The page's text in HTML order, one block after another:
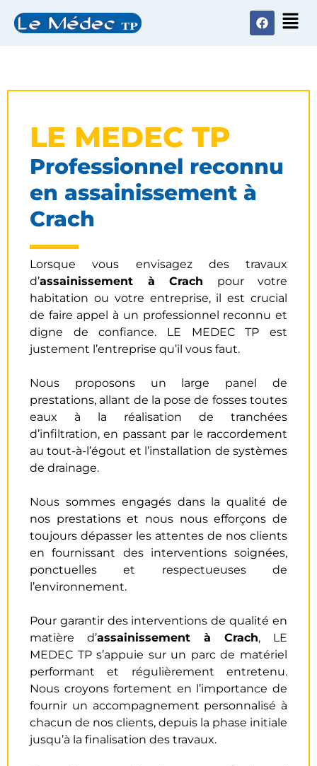
LE MEDEC TP
Professionnel reconnu
en assainissement à
Crach
Lorsque vous envisagez des travaux
d’assainissement à Crach pour votre
habitation ou votre entreprise, il est crucial
de faire appel à un professionnel reconnu et
digne de confiance. LE MEDEC TP est
justement l’entreprise qu’il vous faut.
Nous proposons un large panel de
prestations, allant de la pose de fosses toutes
eaux à la réalisation de tranchées
d’infiltration, en passant par le raccordement
au tout-à-l’égout et l’installation de systèmes
de drainage.
Nous sommes engagés dans la qualité de
nos prestations et nous nous efforçons de
toujours dépasser les attentes de nos clients
en fournissant des interventions soignées,
ponctuelles et respectueuses de
l’environnement.
Pour garantir des interventions de qualité en
matière d’assainissement à Crach, LE
MEDEC TP s’appuie sur un parc de matériel
performant et régulièrement entretenu.
Nous croyons fortement en l’importance de
fournir un accompagnement personnalisé à
chacun de nos clients, depuis la phase initiale
jusqu’à la finalisation des travaux.